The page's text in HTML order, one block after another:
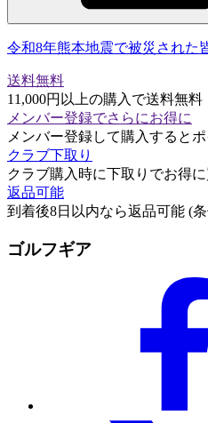
令和8年熊本地震で被災された
送料無料
11,000円以上の購入で送料無料
メンバー登録でさらにお得に
メンバー登録して購入すると
クラブ下取り
クラブ購入時に下取りでお得に
返品可能
到着後8日以内なら返品可能 (
ゴルフギア